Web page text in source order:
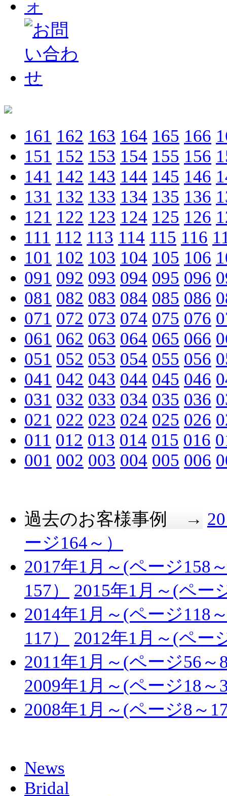
161 162 163 164 165 166
151 152 153 154 155 156
141 142 143 144 145 146
131 132 133 134 135 136
121 122 123 124 125 126
111 112 113 114 115 116
101 102 103 104 105 106
091 092 093 094 095 096
081 082 083 084 085 086
071 072 073 074 075 076
061 062 063 064 065 066
051 052 053 054 055 056
041 042 043 044 045 046
031 032 033 034 035 036
021 022 023 024 025 026
011 012 013 014 015 016
001 002 003 004 005 006
過去のお客様事例 →
ージ164～）
2017年1月～(ページ158
157）
2015年1月～(ペー
2014年1月～(ページ118
117）
2012年1月～(ペー
2011年1月～(ページ56～
2009年1月～(ページ18～
2008年1月～(ページ8～
News
Bridal